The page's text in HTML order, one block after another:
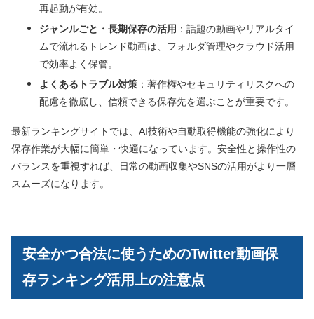
再起動が有効。
ジャンルごと・長期保存の活用 ：話題の動画やリアルタイ
ムで流れるトレンド動画は、フォルダ管理やクラウド活用
で効率よく保管。
よくあるトラブル対策 ：著作権やセキュリティリスクへの
配慮を徹底し、信頼できる保存先を選ぶことが重要です。
最新ランキングサイトでは、AI技術や自動取得機能の強化により
保存作業が大幅に簡単・快適になっています。安全性と操作性の
バランスを重視すれば、日常の動画収集やSNSの活用がより一層
スムーズになります。
安全かつ合法に使うためのTwitter動画保
存ランキング活用上の注意点